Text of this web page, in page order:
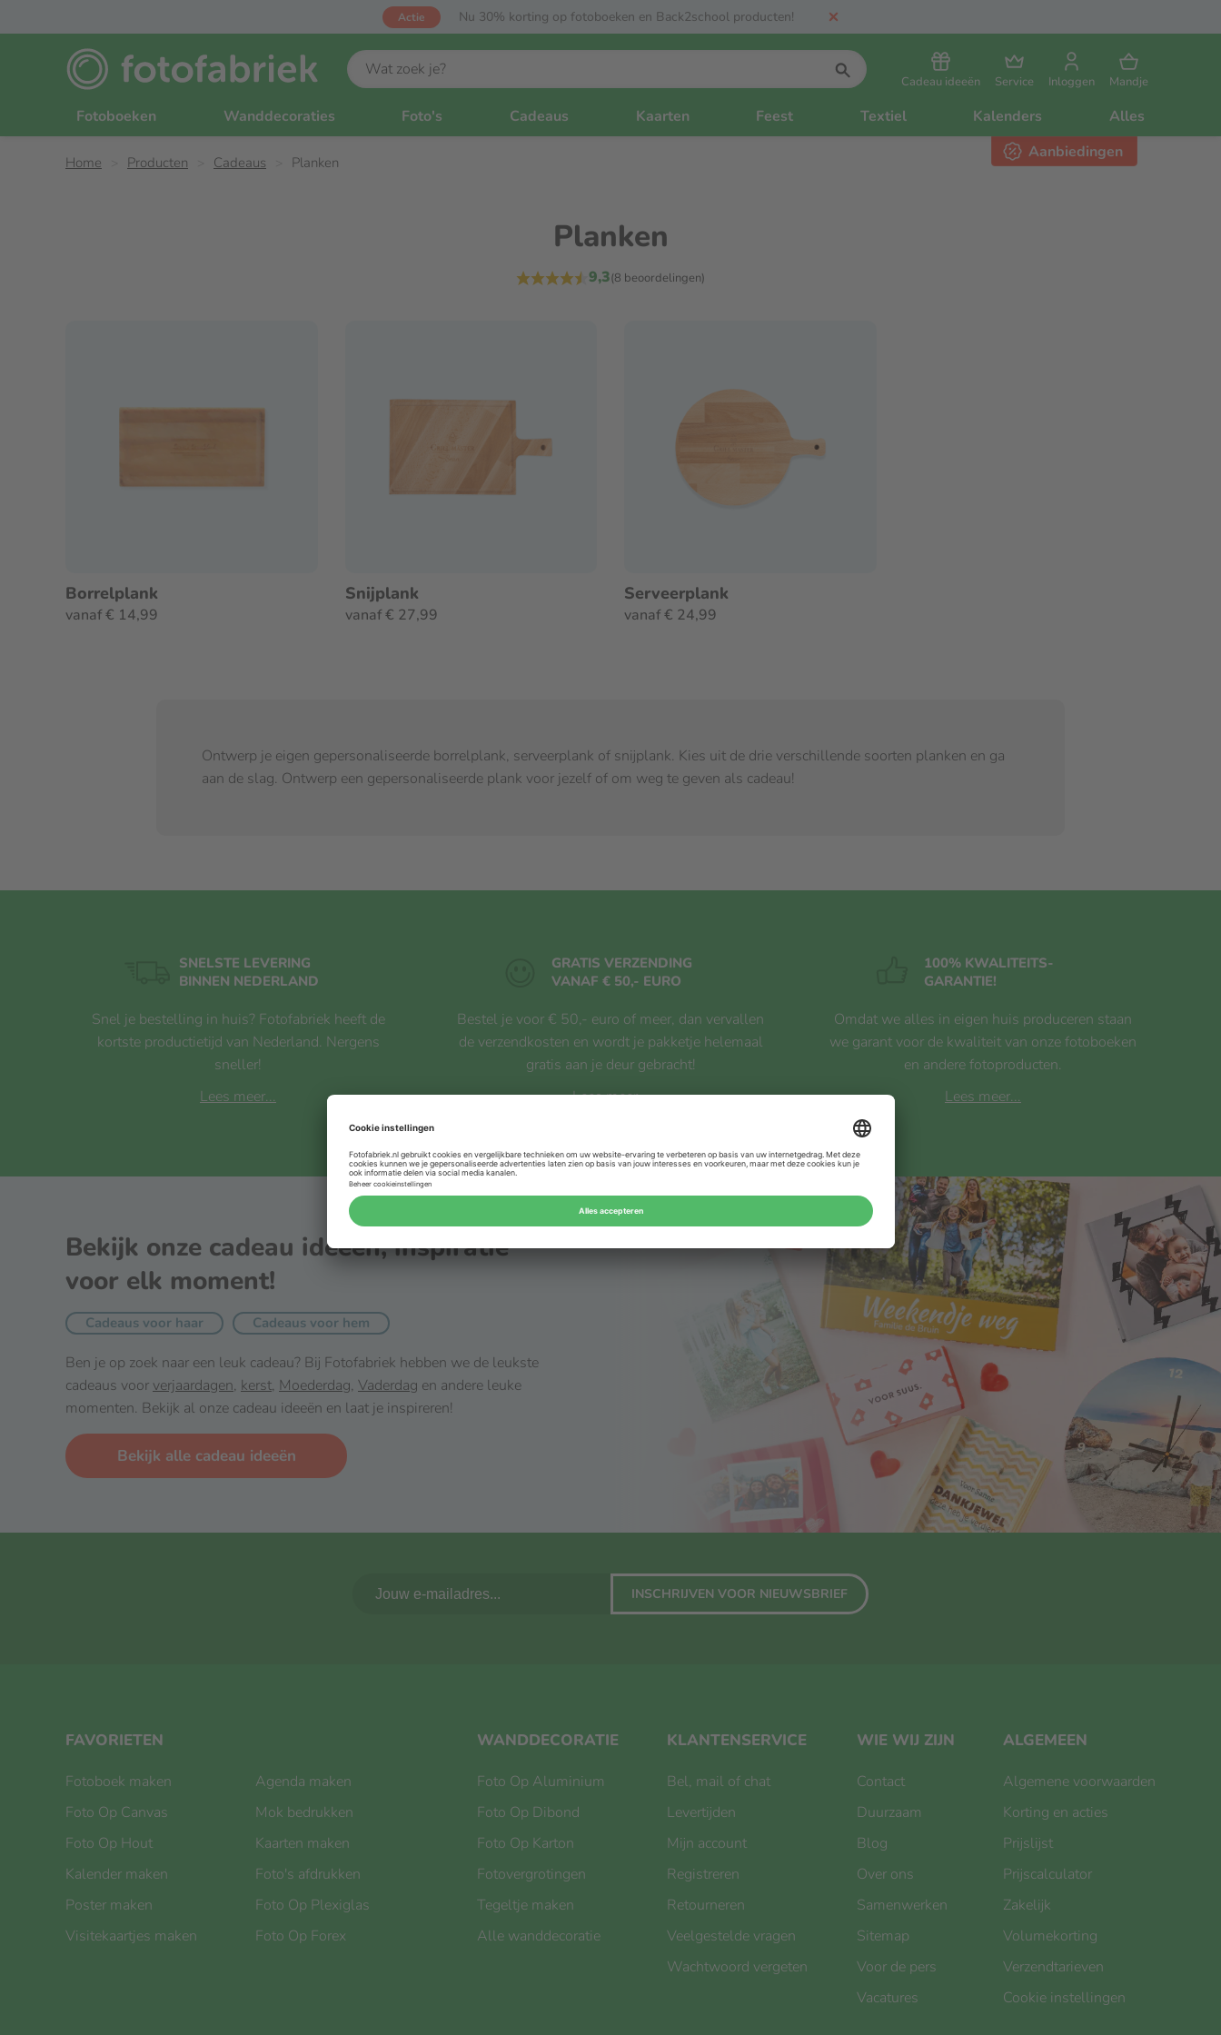
Actie Nu 30% korting op fotoboeken en Back2school producten!
Cadeau ideeën Service Inloggen Mandje
Fotoboeken Wanddecoraties Foto's Cadeaus Kaarten Feest Textiel Kalenders
Alles
Aanbiedingen
Home Producten Cadeaus Planken
Planken
9,3(8 beoordelingen)
Borrelplank
vanaf € 14,99
Snijplank
vanaf € 27,99
Serveerplank
vanaf € 24,99
Ontwerp je eigen gepersonaliseerde borrelplank, serveerplank of snijplank. Kies uit de drie verschillende soorten planken en ga
aan de slag. Ontwerp een gepersonaliseerde plank voor jezelf of om weg te geven als cadeau!
SNELSTE LEVERING
BINNEN NEDERLAND
Snel je bestelling in huis? Fotofabriek heeft de
kortste productietijd van Nederland. Nergens
sneller!
Lees meer...
GRATIS VERZENDING
VANAF € 50,- EURO
Bestel je voor € 50,- euro of meer, dan vervallen
de verzendkosten en wordt je pakketje helemaal
gratis aan je deur gebracht!
Lees meer...
100% KWALITEITS-
GARANTIE!
Omdat we alles in eigen huis produceren staan
we garant voor de kwaliteit van onze fotoboeken
en andere fotoproducten.
Lees meer...
Bekijk onze cadeau ideeën, inspiratie
voor elk moment!
Cadeaus voor haar Cadeaus voor hem
Ben je op zoek naar een leuk cadeau? Bij Fotofabriek hebben we de leukste
cadeaus voor verjaardagen, kerst, Moederdag, Vaderdag en andere leuke
momenten. Bekijk al onze cadeau ideeën en laat je inspireren!
Bekijk alle cadeau ideeën
INSCHRIJVEN VOOR NIEUWSBRIEF
FAVORIETEN
Fotoboek maken
Foto Op Canvas
Foto Op Hout
Kalender maken
Poster maken
Visitekaartjes maken
Agenda maken
Mok bedrukken
Kaarten maken
Foto's afdrukken
Foto Op Plexiglas
Foto Op Forex
WANDDECORATIE
Foto Op Aluminium
Foto Op Dibond
Foto Op Karton
Fotovergrotingen
Tegeltje maken
Alle wanddecoratie
KLANTENSERVICE
Bel, mail of chat
Levertijden
Mijn account
Registreren
Retourneren
Veelgestelde vragen
Wachtwoord vergeten
WIE WIJ ZIJN
Contact
Duurzaam
Blog
Over ons
Samenwerken
Sitemap
Voor de pers
Vacatures
ALGEMEEN
Algemene voorwaarden
Korting en acties
Prijslijst
Prijscalculator
Zakelijk
Volumekorting
Verzendtarieven
Cookie instellingen